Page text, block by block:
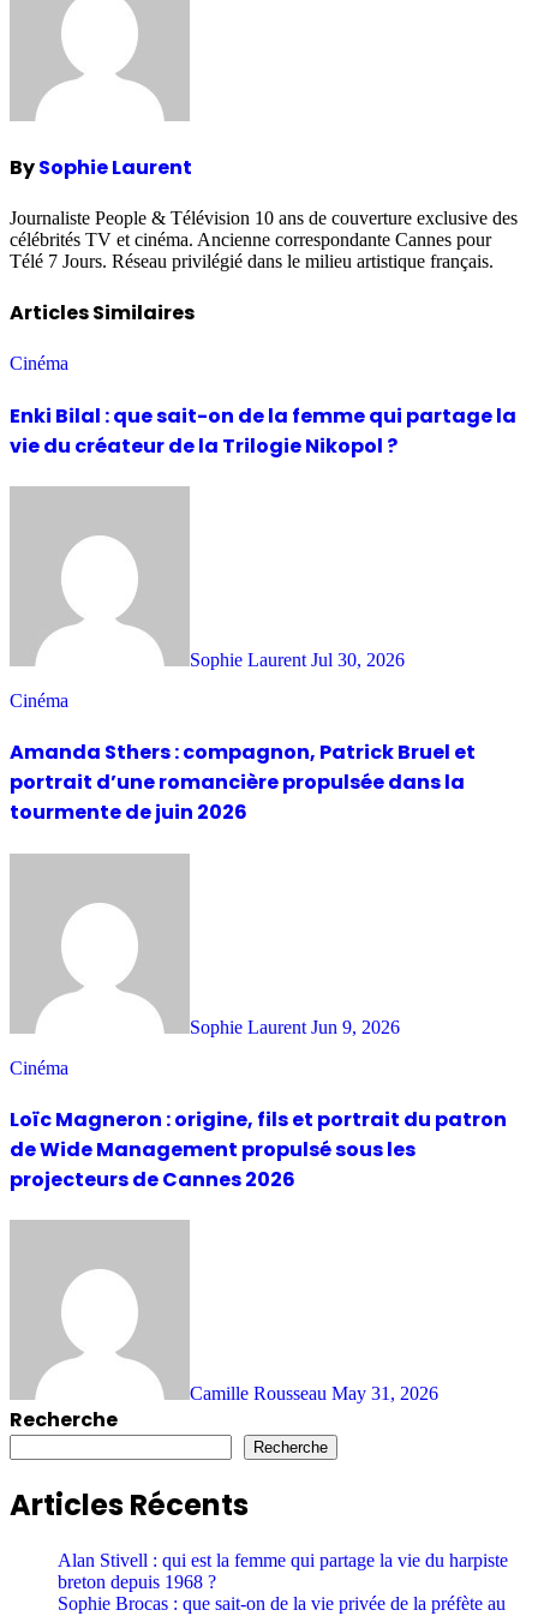
BySophie Laurent
Journaliste People & Télévision 10 ans de couverture exclusive des
célébrités TV et cinéma. Ancienne correspondante Cannes pour
Télé 7 Jours. Réseau privilégié dans le milieu artistique français.
Articles Similaires
Cinéma
Enki Bilal : que sait-on de la femme qui partage la
vie du créateur de la Trilogie Nikopol ?
Sophie Laurent Jul 30, 2026
Cinéma
Amanda Sthers : compagnon, Patrick Bruel et
portrait d’une romancière propulsée dans la
tourmente de juin 2026
Sophie Laurent Jun 9, 2026
Cinéma
Loïc Magneron : origine, fils et portrait du patron
de Wide Management propulsé sous les
projecteurs de Cannes 2026
Camille Rousseau May 31, 2026
Recherche
Recherche
Articles Récents
Alan Stivell : qui est la femme qui partage la vie du harpiste
breton depuis 1968 ?
Sophie Brocas : que sait-on de la vie privée de la préfète au